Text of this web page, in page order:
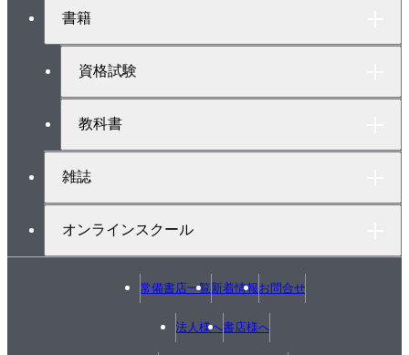
書籍
資格試験
教科書
雑誌
オンラインスクール
常備書店一覧新着情報お問合せ
法人様へ書店様へ